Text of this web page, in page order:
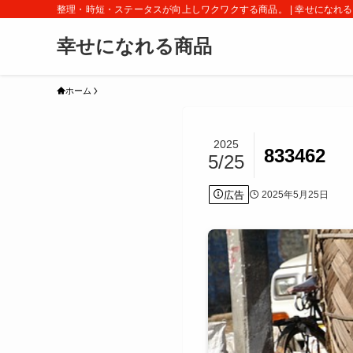
整理・時短・ステータスが向上しワクワクする商品。 | 幸せになれ
幸せになれる商品
ホーム
833462
2025
5/25
広告 2025年5月25日